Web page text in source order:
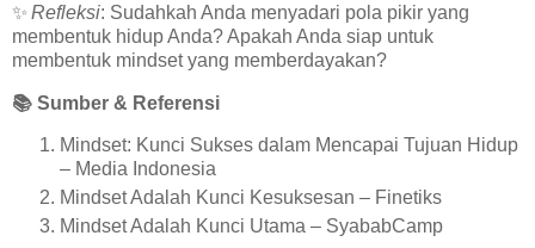
✨ Refleksi: Sudahkah Anda menyadari pola pikir yang
membentuk hidup Anda? Apakah Anda siap untuk
membentuk mindset yang memberdayakan?
📚 Sumber & Referensi
Mindset: Kunci Sukses dalam Mencapai Tujuan Hidup
– Media Indonesia
Mindset Adalah Kunci Kesuksesan – Finetiks
Mindset Adalah Kunci Utama – SyababCamp